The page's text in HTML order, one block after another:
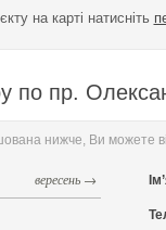
на карті натисніть
по пр.
нижче, Ви можете
вересень →